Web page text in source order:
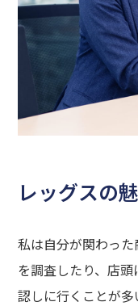
HOME
ビジョン
事業内容
レッグスの
私は自分が関わっ
を調査したり、店
認しに行くことが